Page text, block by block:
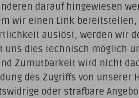
darauf hingewiesen
wir einen Link
auslöst, werden wir
uns dies technisch möglich
Zumutbarkeit wird nicht
des Zugriffs von unserer
oder strafbare